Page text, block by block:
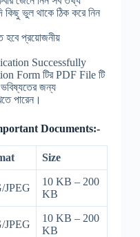
কিছু ভুল থাকে ঠিক করে নিন
হবে প্রয়োজনীয়
Successfully
Form টির PDF File টি
জন্য
পারেন।
Documents:-
Size
JPEG
10 KB – 200
KB
JPEG
10 KB – 200
KB